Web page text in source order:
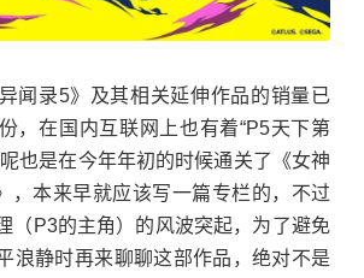
闻录5》及其相关延伸作品的销量已
，在国内互联网上也有着“P5天下第
也是在今年年初的时候通关了《女神
，本来早就应该写一篇专栏的，不过
（P3的主角）的风波突起，为了避免
浪静时再来聊聊这部作品，绝对不是